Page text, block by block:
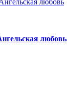
любовь